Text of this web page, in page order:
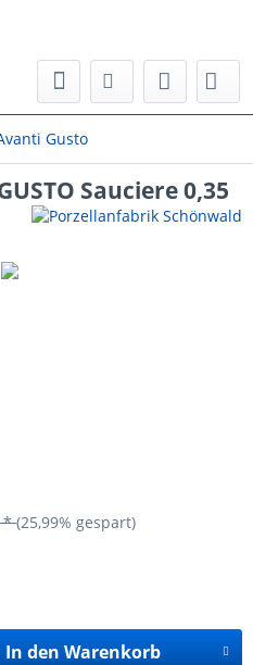
Gusto
Sauciere 0,35
*(25,99% gespart)
In den Warenkorb